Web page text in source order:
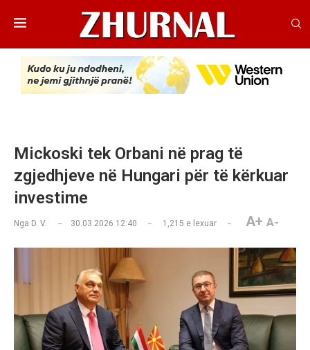
Mickoski tek Orbani në prag të
zgjedhjeve në Hungari për të kërkuar
investime
Nga D. V. 30.03.2026 12:40 1,215 e lexuar A+ A-